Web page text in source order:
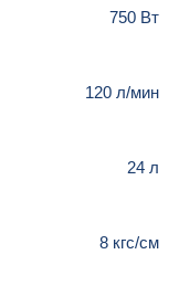
750 Вт
120 л/мин
24 л
8 кгс/см